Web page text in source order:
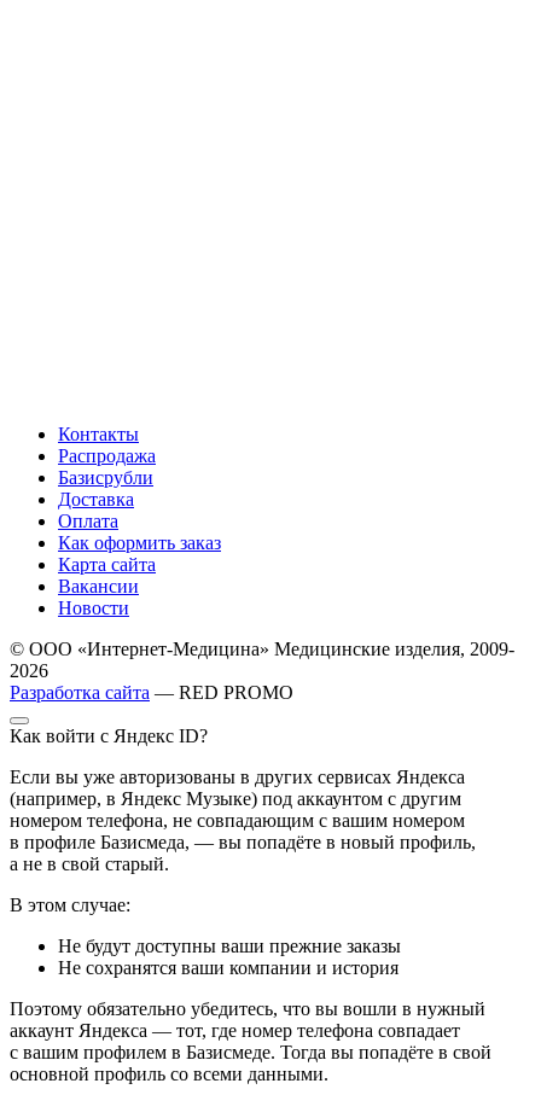
Контакты
Распродажа
Базисрубли
Доставка
Оплата
Как оформить заказ
Карта сайта
Вакансии
Новости
© ООО «Интернет-Медицина» Медицинские изделия, 2009-
2026
Разработка сайта — RED PROMO
Как войти с Яндекс ID?
Если вы уже авторизованы в других сервисах Яндекса
(например, в Яндекс Музыке) под аккаунтом с другим
номером телефона, не совпадающим с вашим номером
в профиле Базисмеда, — вы попадёте в новый профиль,
а не в свой старый.
В этом случае:
Не будут доступны ваши прежние заказы
Не сохранятся ваши компании и история
Поэтому обязательно убедитесь, что вы вошли в нужный
аккаунт Яндекса — тот, где номер телефона совпадает
с вашим профилем в Базисмеде. Тогда вы попадёте в свой
основной профиль со всеми данными.